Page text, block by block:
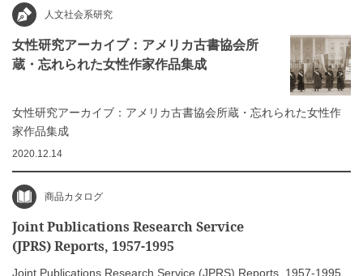
人文社会系研究
女性研究アーカイブ：アメリカ古書協会所
蔵・忘れられた女性作家作品集成
女性研究アーカイブ：アメリカ古書協会所蔵・忘れられた女性作
家作品集成
2020.12.14
商品カタログ
Joint Publications Research Service
(JPRS) Reports, 1957-1995
Joint Publications Research Service (JPRS) Reports, 1957-1995